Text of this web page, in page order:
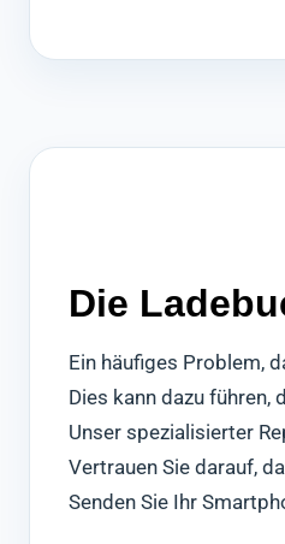
Die
Ein häufiges Problem,
Dies kann dazu
Unser spezialisierter
Vertrauen Sie darauf,
Senden Sie Ihr